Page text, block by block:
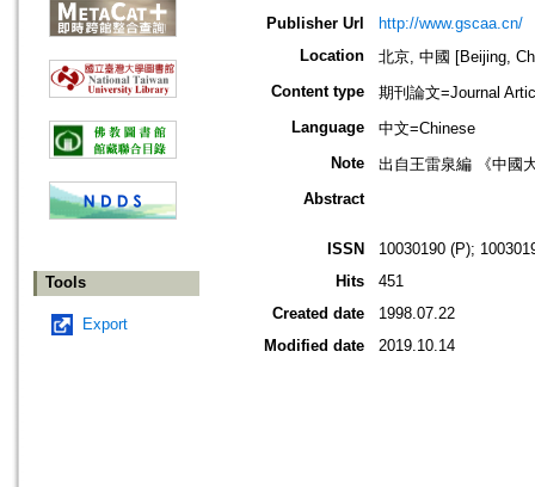
Tools
Export
Publisher Url
http://www.gscaa.cn/
Location
北京, 中國 [Beijing,
Content type
期刊論文=Journal
Language
中文=Chinese
Note
出自王雷泉編 《中國
Abstract
ISSN
10030190 (P);
Hits
451
Created date
1998.07.22
Modified date
2019.10.14